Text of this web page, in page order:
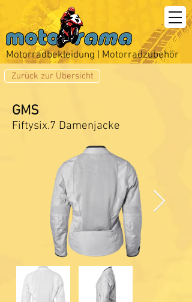
Motorradbekleidung | Motorradzubehör
Zurück zur Übersicht
GMS
Fiftysix.7 Damenjacke